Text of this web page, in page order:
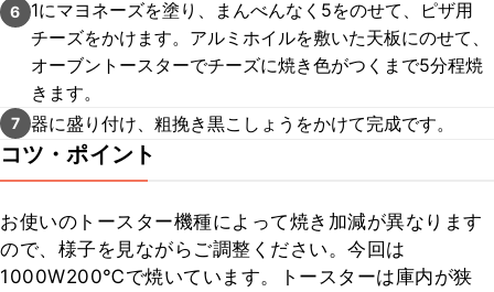
6
1にマヨネーズを塗り、まんべんなく5をのせて、ピザ用
チーズをかけます。アルミホイルを敷いた天板にのせて、
オーブントースターでチーズに焼き色がつくまで5分程焼
きます。
7 器に盛り付け、粗挽き黒こしょうをかけて完成です。
コツ・ポイント
お使いのトースター機種によって焼き加減が異なります
ので、様子を見ながらご調整ください。今回は
1000W200℃で焼いています。トースターは庫内が狭